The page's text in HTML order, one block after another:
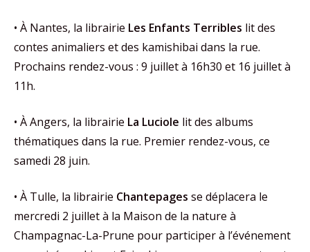
• À Nantes, la librairie Les Enfants Terribles lit des
contes animaliers et des kamishibai dans la rue.
Prochains rendez-vous : 9 juillet à 16h30 et 16 juillet à
11h.
• À Angers, la librairie La Luciole lit des albums
thématiques dans la rue. Premier rendez-vous, ce
samedi 28 juin.
• À Tulle, la librairie Chantepages se déplacera le
mercredi 2 juillet à la Maison de la nature à
Champagnac-La-Prune pour participer à l’événement